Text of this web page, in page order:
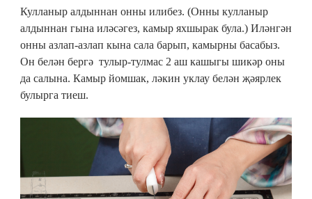
Кулланыр алдыннан онны илибез. (Онны кулланыр
алдыннан гына иләсәгез, камыр яхшырак була.) Иләнгән
онны азлап-азлап кына сала барып, камырны басабыз.
Он белән бергә тулыр-тулмас 2 аш кашыгы шикәр оны
да салына. Камыр йомшак, ләкин уклау белән җәярлек
булырга тиеш.